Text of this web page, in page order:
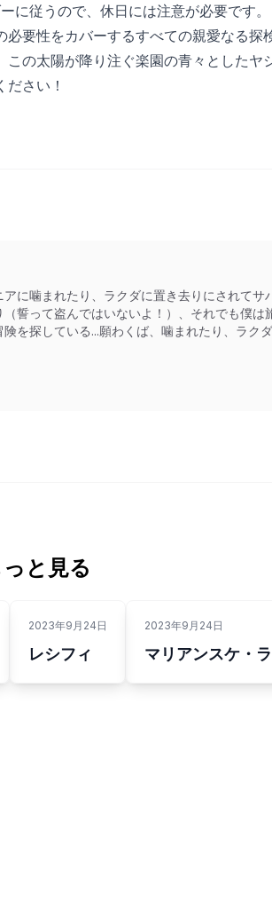
に従うので、休日には注意が必要です。
要性をカバーするすべての親愛なる探
の太陽が降り注ぐ楽園の青々としたヤ
さい！
に噛まれたり、ラクダに置き去りにされて
誓って盗んではいないよ！）、それでも僕
を探している...願わくば、噛まれたり、ラク
と見る
2023年9月24日
レシフィ
2023年9月24日
マリアンスケ・